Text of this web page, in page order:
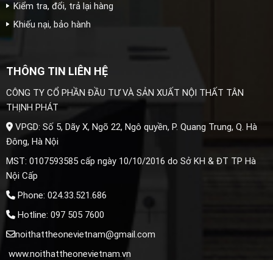
Kiểm tra, đổi, trả lại hàng
Khiếu nại, bảo hành
THÔNG TIN LIÊN HỆ
CÔNG TY CỔ PHẦN ĐẦU TƯ VÀ SẢN XUẤT NỘI THẤT TÂN
THỊNH PHÁT
VPGD: Số 5, Dãy X, Ngõ 22, Ngô quyền, P. Quang Trung, Q. Hà
Đông, Hà Nội
MST: 0107593585 cấp ngày 10/10/2016 do Sở KH & ĐT TP Hà
Nội Cấp
Phone: 024.33.521.686
Hotline: 097 505 7600
noithattheonevietnam@gmail.com
www.noithattheonevietnam.vn